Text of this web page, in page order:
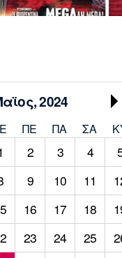
2024
ΠΕ ΠΑ ΣΑ
2 3 4
9 10 11
16 17 18
23 24 25